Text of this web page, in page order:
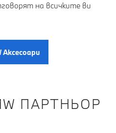
на всичките ви
ПАРТНЬОР